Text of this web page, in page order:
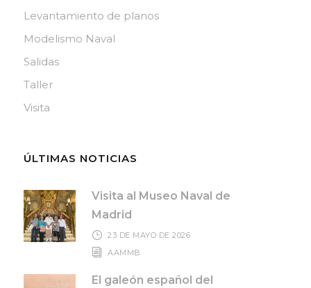
Levantamiento de planos
Modelismo Naval
Salidas
Taller
Visita
ÚLTIMAS NOTICIAS
Visita al Museo Naval de
Madrid
23 DE MAYO DE 2026
AAMMB
El galeón español del